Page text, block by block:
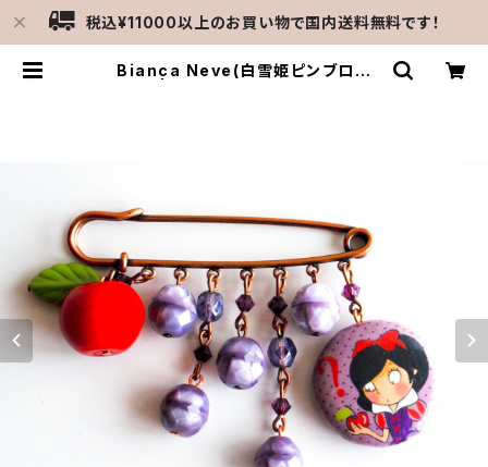
税込¥11000以上のお買い物で国内送料無料です！
Bianca Neve(白雪姫ピンブロー